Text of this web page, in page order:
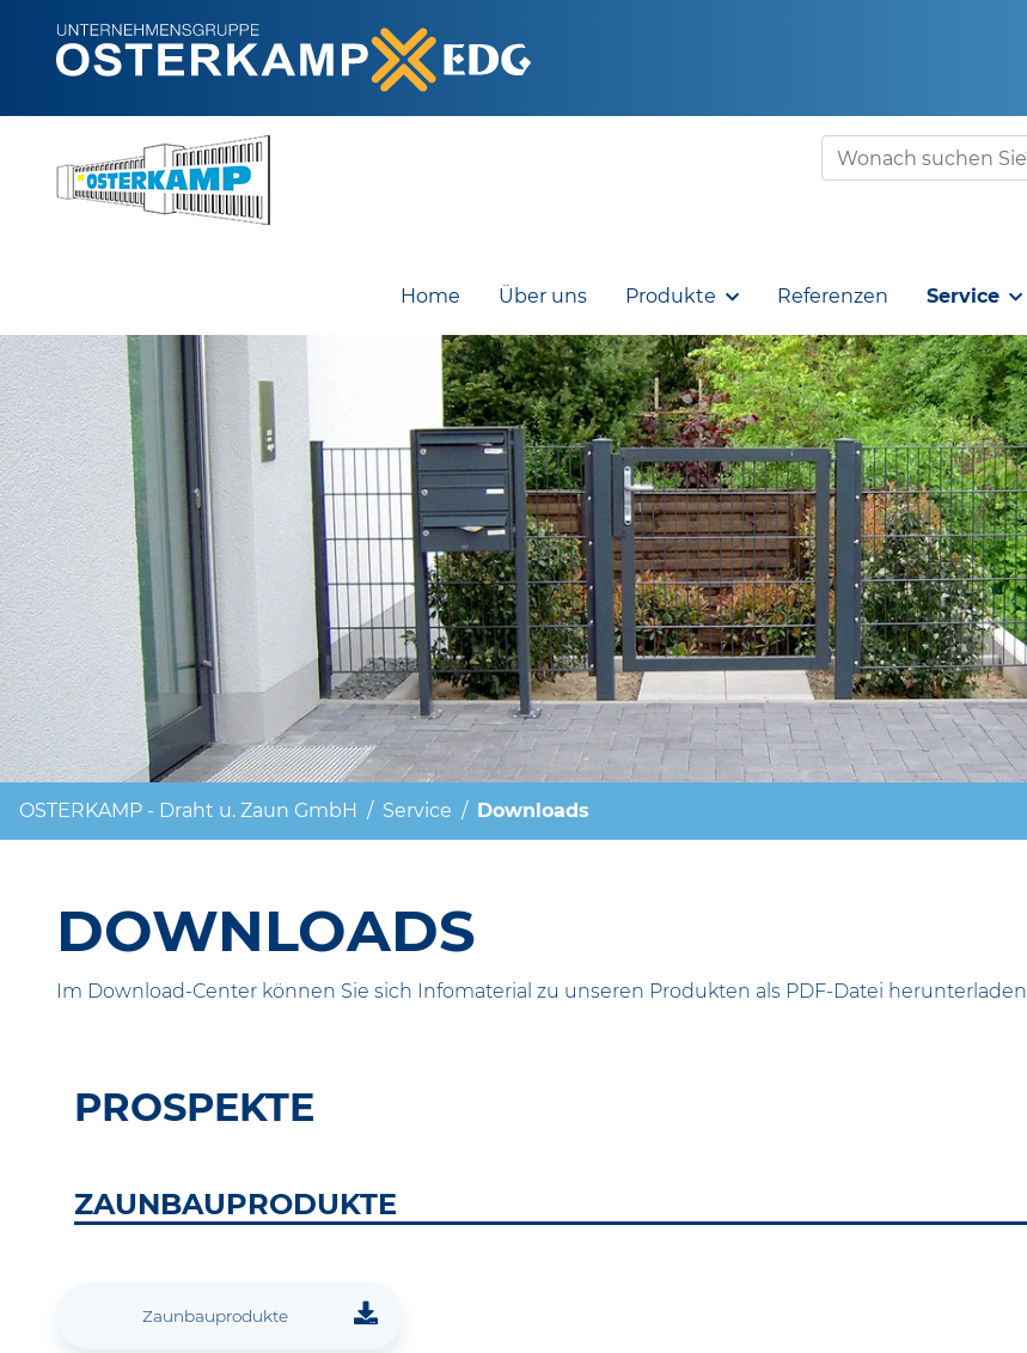
Home
Über uns Produkte Referenzen Service
OSTERKAMP - Draht u. Zaun GmbH Service Downloads
DOWNLOADS
Im Download-Center können Sie sich Infomaterial zu unseren Produkten als PDF-Datei herunterladen.
PRO­SPEKTE
ZAUNBAUPRODUKTE
Zaunbauprodukte